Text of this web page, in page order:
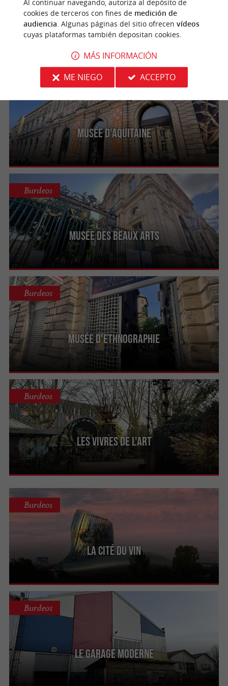
Arc en rêve, centre d'architecture
Musée d'Aquitaine
Burdeos
Musée des Beaux Arts
Burdeos
Musée d'Ethnographie
Burdeos
Les Vivres de l'Art
Burdeos
La Cité du Vin
Burdeos
Le Garage Moderne
Burdeos
Al continuar navegando, autoriza al depósito de
cookies de terceros con fines de medición de
audiencia . Algunas páginas del sitio ofrecen vídeos
cuyas plataformas también depositan cookies.
MÁS INFORMACIÓN
ME NIEGO
ACCEPTO